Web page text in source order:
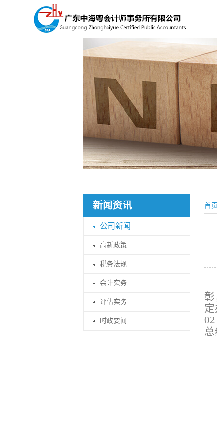
新闻资讯
公司新闻
高新政策
税务法规
会计实务
评估实务
时政要闻
首页
彰
总